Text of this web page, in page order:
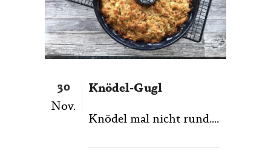
30
Nov.
Knödel-Gugl
Knödel mal nicht rund....